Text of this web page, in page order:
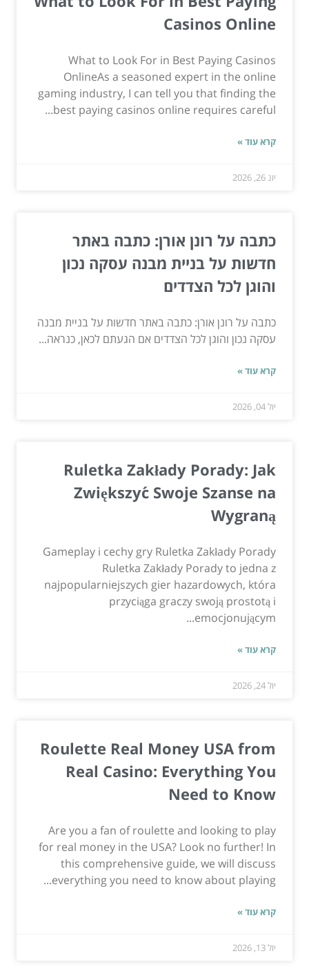
Casinos Online
What to Look For in Best Paying Casinos
OnlineAs a seasoned expert in the online
gaming industry, I can tell you that finding the
best paying casinos online requires careful...
קרא עוד »
יונ 26, 2026
כתבה על רונן אורן: כתבה באתר
חדשות על בניית מבנה עסקה נכון
והוגן לכל הצדדים
כתבה על רונן אורן: כתבה באתר חדשות על בניית מבנה
עסקה נכון והוגן לכל הצדדים אם הגעתם לכאן, כנראה...
קרא עוד »
יול 04, 2026
Ruletka Zakłady Porady: Jak
Zwiększyć Swoje Szanse na
Wygraną
Gameplay i cechy gry Ruletka Zakłady Porady
Ruletka Zakłady Porady to jedna z
najpopularniejszych gier hazardowych, która
przyciąga graczy swoją prostotą i
emocjonującym...
קרא עוד »
יול 24, 2026
Roulette Real Money USA from
Real Casino: Everything You
Need to Know
Are you a fan of roulette and looking to play
for real money in the USA? Look no further! In
this comprehensive guide, we will discuss
everything you need to know about playing...
קרא עוד »
יול 13, 2026